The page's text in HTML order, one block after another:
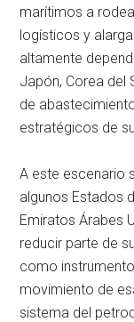
marítimos a
logísticos y
altamente
Japón, Corea del
de
estratégicos de
A este escenario
algunos Estados
Emiratos Árabes
reducir parte de
como
movimiento de
sistema del